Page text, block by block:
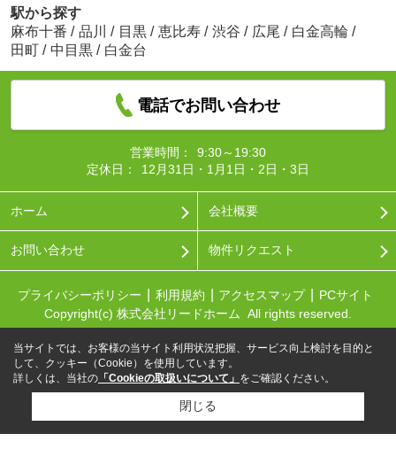
駅から探す
麻布十番 / 品川 / 目黒 / 恵比寿 / 渋谷 / 広尾 / 白金高輪 /
田町 / 中目黒 / 白金台
電話でお問い合わせ
営業時間：
9:30～19:30
定休日：
12月31日・1月1日・2日・3日
ホーム 会社概要
お問い合わせ 物件リクエスト
プライバシーポリシー 利用規約 アクセスマップ
PCサイト
Copyright(c) 株式会社リードホーム All rights reserved.
当サイトでは、お客様の当サイト利用状況把握、サービス向上検討を目的と
して、クッキー（Cookie）を使用しています。
詳しくは、当社の 「Cookieの取扱いについて」 をご確認ください。
閉じる